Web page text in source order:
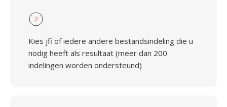
2
Kies jfi of iedere andere bestandsindeling die u
nodig heeft als resultaat (meer dan 200
indelingen worden ondersteund)